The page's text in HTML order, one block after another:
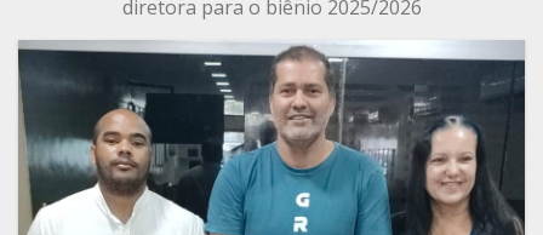
diretora para o biênio 2025/2026